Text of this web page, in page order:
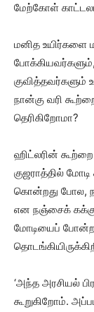
மேற்கோள்
மனித உயிர்களை
குவித்தவர்களும்
நான்கு வரி
தெரிகிறோமா?
ஹிட்லரின்
குஜராத்தில்
கொன்றது போல,
என நஞ்சைக்
மோடியைப்
‘அந்த அரசியல்
கூறுகிறோம்.